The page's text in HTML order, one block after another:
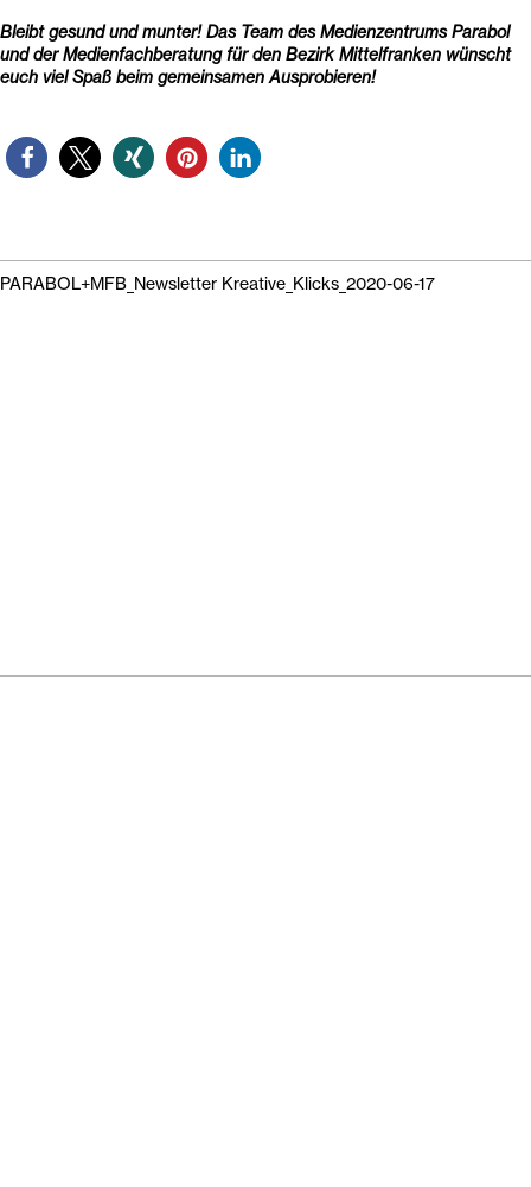
Bleibt gesund und munter! Das Team des Medienzentrums Parabol
und der Medienfachberatung für den Bezirk Mittelfranken wünscht
euch viel Spaß beim gemeinsamen Ausprobieren!
PARABOL+MFB_Newsletter Kreative_Klicks_2020-06-17